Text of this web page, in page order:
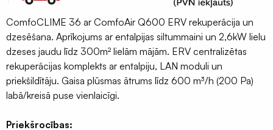
ComfoClime
36
dzesēšanas
bloks
2,6kW
daudzums
ComfoCLIME 36 ar ComfoAir Q600 ERV rekuperācija un
dzesēšana. Aprīkojums ar entalpijas siltummaini un 2,6kW lielu
dzeses jaudu līdz 300m² lielām mājām. ERV centralizētas
rekuperācijas komplekts ar entalpiju, LAN moduli un
priekšildītāju. Gaisa plūsmas ātrums līdz 600 m³/h (200 Pa)
labā/kreisā puse vienlaicīgi.
Priekšrocības:
montāžas
lentas
Hidroizolācijas
lentas
Fasādes
EPDM